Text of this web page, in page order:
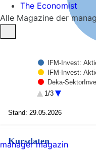
IFM-Invest:
IFM-Invest:
Deka-
Deka MSCI
Rest (58.78%)
1/3
Stand: 29.05.2026
Kursdaten
The Economist
Alle Magazine der
manager magazin